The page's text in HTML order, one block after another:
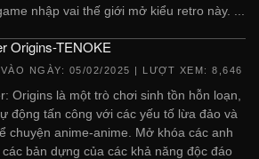
nhập vai thế giới mở kiểu retro này. ...
Origins-TENOKE
NGÀY: 05/02/2025 | LƯỢT XEM: 8,646
Origins là một trò chơi sinh tồn hỗn loạn,
động tấn công với các yếu tố lừa đảo và
chuyện anime-anime. Mở khóa các anh
bản dựng của các khả năng độc đáo